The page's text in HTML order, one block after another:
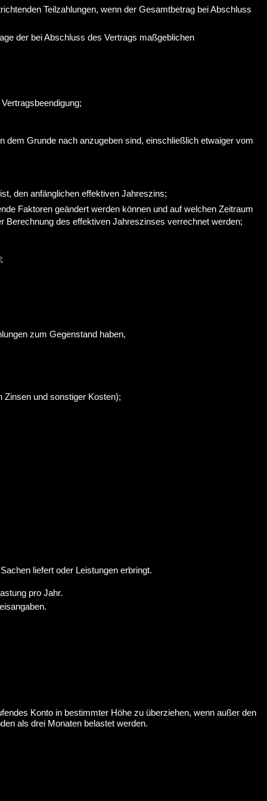
Teilzahlungen, wenn der Gesamtbetrag bei Abschluss
der bei Abschluss des Vertrags maßgeblichen
Grunde nach anzugeben sind, einschließlich etwaiger vom
den anfänglichen effektiven Jahreszins;
Faktoren geändert werden können und auf welchen Zeitraum
Berechnung des effektiven Jahreszinses verrechnet werden;
zum Gegenstand haben,
Zinsen und sonstiger Kosten);
liefert oder Leistungen erbringt.
pro Jahr.
Konto in bestimmter Höhe zu überziehen, wenn außer den
als drei Monaten belastet werden.